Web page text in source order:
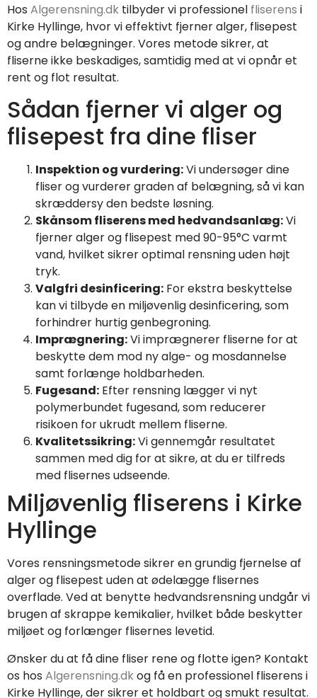
Hos Algerensning.dk tilbyder vi professionel fliserens i
Kirke Hyllinge, hvor vi effektivt fjerner alger, flisepest
og andre belægninger. Vores metode sikrer, at
fliserne ikke beskadiges, samtidig med at vi opnår et
rent og flot resultat.
Sådan fjerner vi alger og
flisepest fra dine fliser
Inspektion og vurdering:Vi undersøger dine
fliser og vurderer graden af belægning, så vi kan
skræddersy den bedste løsning.
Skånsom fliserens med hedvandsanlæg:Vi
fjerner alger og flisepest med 90-95°C varmt
vand, hvilket sikrer optimal rensning uden højt
tryk.
Valgfri desinficering: For ekstra beskyttelse
kan vi tilbyde en miljøvenlig desinficering, som
forhindrer hurtig genbegroning.
Imprægnering:Vi imprægnerer fliserne for at
beskytte dem mod ny alge- og mosdannelse
samt forlænge holdbarheden.
Fugesand: Efter rensning lægger vi nyt
polymerbundet fugesand, som reducerer
risikoen for ukrudt mellem fliserne.
Kvalitetssikring:Vi gennemgår resultatet
sammen med dig for at sikre, at du er tilfreds
med flisernes udseende.
Miljøvenlig fliserens i Kirke
Hyllinge
Vores rensningsmetode sikrer en grundig fjernelse af
alger og flisepest uden at ødelægge flisernes
overflade. Ved at benytte hedvandsrensning undgår vi
brugen af skrappe kemikalier, hvilket både beskytter
miljøet og forlænger flisernes levetid.
Ønsker du at få dine fliser rene og flotte igen? Kontakt
os hos Algerensning.dkog få en professionel fliserens i
Kirke Hyllinge, der sikrer et holdbart og smukt resultat.